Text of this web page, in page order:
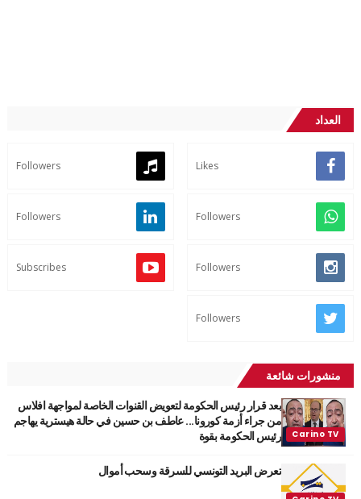
العداد
Likes
Followers
Followers
Followers
Followers
Subscribes
Followers
منشورات شائعة
بعد قرار رئيس الحكومة لتعويض القنوات الخاصة لمواجهة افلاس
من جراء أزمة كورونا... عاطف بن حسين في حالة هيسترية يهاجم
رئيس الحكومة بقوة
تعرض البريد التونسي للسرقة وسحب أموال